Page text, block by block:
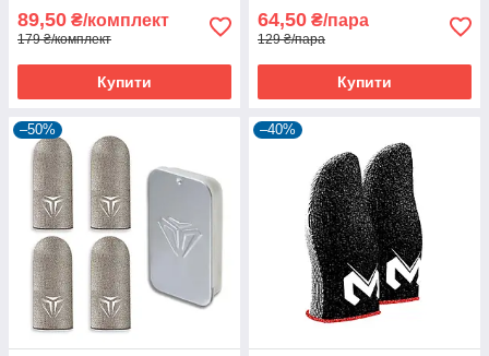
89,50 ₴/комплект
179 ₴/комплект
Купити
64,50 ₴/пара
129 ₴/пара
Купити
–50% –40%